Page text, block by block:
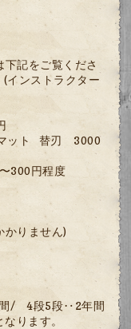
下記をご覧くださ
ンストラクター
マット 替刃 3000
300円程度
かりません)
/ 4段5段‥2年間
ります。